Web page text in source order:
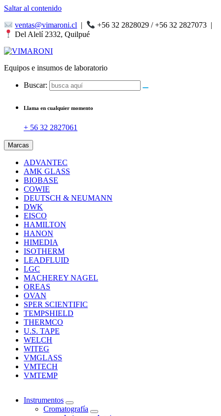
Saltar al contenido
ventas@vimaroni.cl | +56 32 2828029 / +56 32 2827073 |
Del Alelí 2332, Quilpué
Equipos e insumos de laboratorio
Buscar:
Llama en cualquier momento
+ 56 32 2827061
Marcas
ADVANTEC
AMK GLASS
BIOBASE
COWIE
DEUTSCH & NEUMANN
DWK
EISCO
HAMILTON
HANON
HIMEDIA
ISOTHERM
LEADFLUID
LGC
MACHEREY NAGEL
OREAS
OVAN
SPER SCIENTIFIC
TEMPSHIELD
THERMCO
U.S. TAPE
WELCH
WITEG
VMGLASS
VMTECH
VMTEMP
Instrumentos
Cromatografía